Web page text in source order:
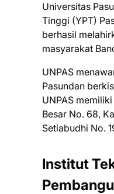
Universitas
Tinggi (YPT)
berhasil
masyarakat
UNPAS
Pasundan
UNPAS
Besar No. 68,
Setiabudhi No.
Institut